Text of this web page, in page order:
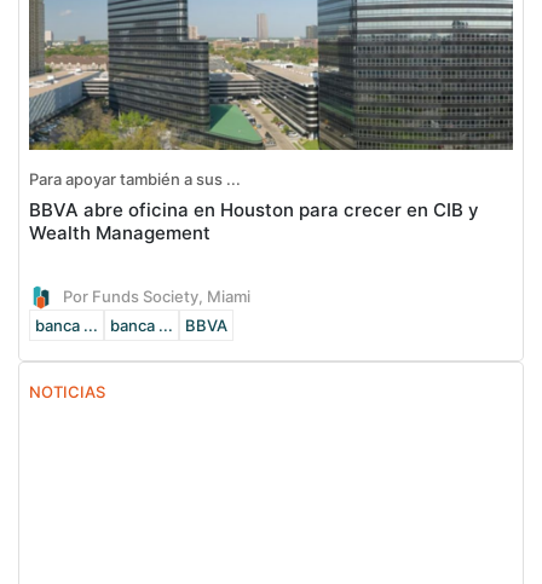
Para apoyar también a sus ...
BBVA abre oficina en Houston para crecer en CIB y
Wealth Management
Por Funds Society, Miami
banca ...
banca ... BBVA
NOTICIAS